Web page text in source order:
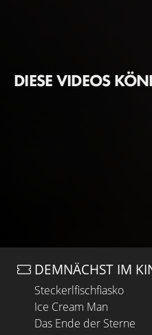
DIESE VIDEOS
DEMNÄCHST IM
Steckerlfischfiasko
Ice Cream Man
Das Ende der Sterne